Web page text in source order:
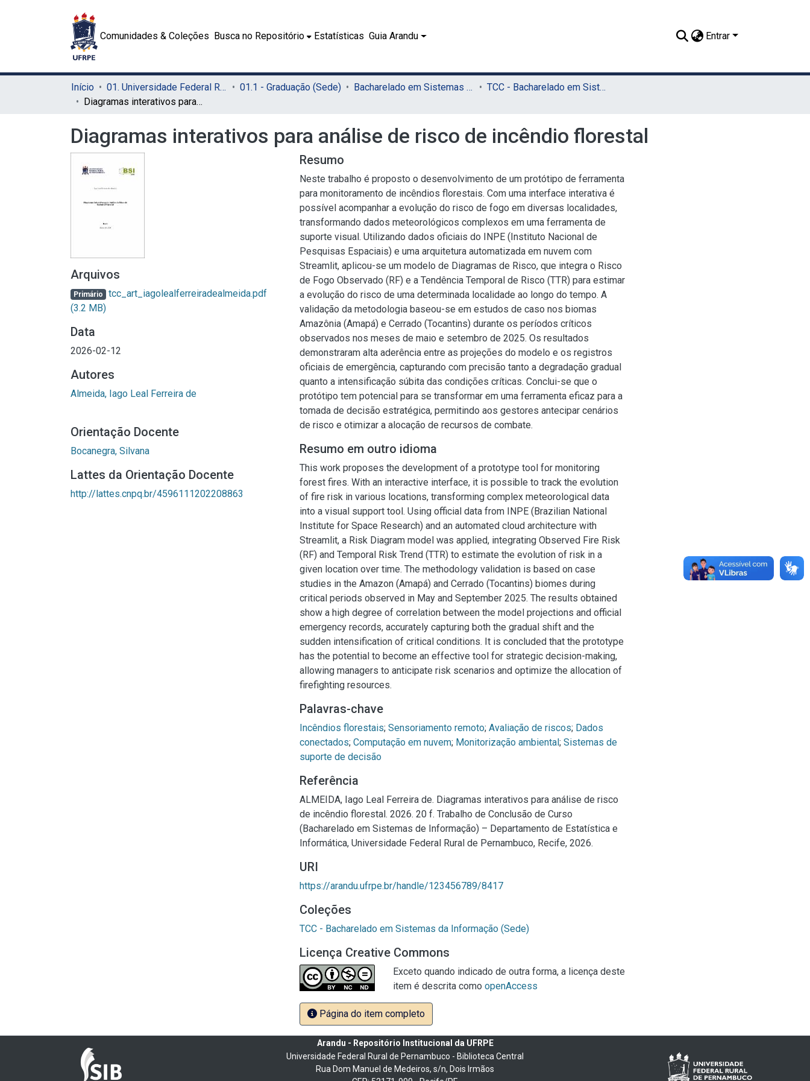
Comunidades & Coleções Busca no Repositório Estatísticas Guia Arandu Entrar
Início 01. Universidade Federal Rural de Pernambuco - UFRPE (Sede) 01.1 - Graduação (Sede) Bacharelado em Sistemas de Informação (Sede)
TCC - Bacharelado em Sistemas da Informação (Sede)
Diagramas interativos para análise de risco de incêndio florestal
Diagramas interativos para análise de risco de incêndio florestal
Arquivos
Primário tcc_art_iagolealferreiradealmeida.pdf
(3.2 MB)
Data
2026-02-12
Autores
Almeida, Iago Leal Ferreira de
Orientação Docente
Bocanegra, Silvana
Lattes da Orientação Docente
http://lattes.cnpq.br/4596111202208863
Resumo
Neste trabalho é proposto o desenvolvimento de um protótipo de ferramenta
para monitoramento de incêndios florestais. Com uma interface interativa é
possível acompanhar a evolução do risco de fogo em diversas localidades,
transformando dados meteorológicos complexos em uma ferramenta de
suporte visual. Utilizando dados oficiais do INPE (Instituto Nacional de
Pesquisas Espaciais) e uma arquitetura automatizada em nuvem com
Streamlit, aplicou-se um modelo de Diagramas de Risco, que integra o Risco
de Fogo Observado (RF) e a Tendência Temporal de Risco (TTR) para estimar
a evolução do risco de uma determinada localidade ao longo do tempo. A
validação da metodologia baseou-se em estudos de caso nos biomas
Amazônia (Amapá) e Cerrado (Tocantins) durante os períodos críticos
observados nos meses de maio e setembro de 2025. Os resultados
demonstraram alta aderência entre as projeções do modelo e os registros
oficiais de emergência, capturando com precisão tanto a degradação gradual
quanto a intensificação súbita das condições críticas. Conclui-se que o
protótipo tem potencial para se transformar em uma ferramenta eficaz para a
tomada de decisão estratégica, permitindo aos gestores antecipar cenários
de risco e otimizar a alocação de recursos de combate.
Resumo em outro idioma
This work proposes the development of a prototype tool for monitoring
forest fires. With an interactive interface, it is possible to track the evolution
of fire risk in various locations, transforming complex meteorological data
into a visual support tool. Using official data from INPE (Brazilian National
Institute for Space Research) and an automated cloud architecture with
Streamlit, a Risk Diagram model was applied, integrating Observed Fire Risk
(RF) and Temporal Risk Trend (TTR) to estimate the evolution of risk in a
given location over time. The methodology validation is based on case
studies in the Amazon (Amapá) and Cerrado (Tocantins) biomes during
critical periods observed in May and September 2025. The results obtained
show a high degree of correlation between the model projections and official
emergency records, accurately capturing both the gradual shift and the
sudden intensification of critical conditions. It is concluded that the prototype
has the potential to become an effective tool for strategic decision-making,
allowing managers to anticipate risk scenarios and optimize the allocation of
firefighting resources.
Palavras-chave
Incêndios florestais; Sensoriamento remoto; Avaliação de riscos; Dados
conectados; Computação em nuvem; Monitorização ambiental; Sistemas de
suporte de decisão
Referência
ALMEIDA, Iago Leal Ferreira de. Diagramas interativos para análise de risco
de incêndio florestal. 2026. 20 f. Trabalho de Conclusão de Curso
(Bacharelado em Sistemas de Informação) – Departamento de Estatística e
Informática, Universidade Federal Rural de Pernambuco, Recife, 2026.
URI
https://arandu.ufrpe.br/handle/123456789/8417
Coleções
TCC - Bacharelado em Sistemas da Informação (Sede)
Licença Creative Commons
Exceto quando indicado de outra forma, a licença deste
item é descrita como openAccess
Página do item completo
Arandu - Repositório Institucional da UFRPE
Universidade Federal Rural de Pernambuco - Biblioteca Central
Rua Dom Manuel de Medeiros, s/n, Dois Irmãos